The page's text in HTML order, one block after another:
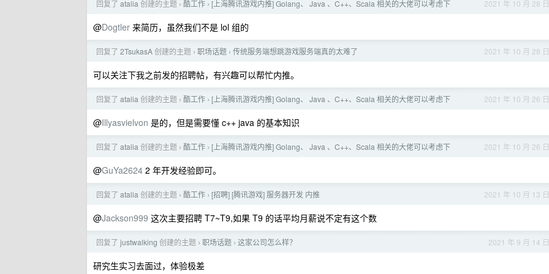
2021 年 10 月 28 日
回复了 atalia 创建的主题 › 酷工作 › [上海腾讯游戏内推] Golang、 Java 、C++、Scala 相关的大佬可以考虑下
@Dogtler 来简历，虽然我们不是 lol 组的
2021 年 10 月 28 日
回复了 2TsukasA创建的主题 › 职场话题 › 传统服务端想跳游戏服务端真的太难了
可以关注下我之前发的招聘帖，有兴趣可以帮忙内推。
2021 年 10 月 26 日
回复了 atalia 创建的主题 › 酷工作 › [上海腾讯游戏内推] Golang、 Java 、C++、Scala 相关的大佬可以考虑下
@Illyasvielvon 是的，但是需要懂 c++ java 的基本知识
2021 年 10 月 26 日
回复了 atalia 创建的主题 › 酷工作 › [上海腾讯游戏内推] Golang、 Java 、C++、Scala 相关的大佬可以考虑下
@GuYa2624 2 年开发经验即可。
2021 年 10 月 13 日
回复了 atalia 创建的主题 › 酷工作 › [招聘] [腾讯游戏] 服务器开发 内推
@Jackson999 这次主要招聘 T7~T9,如果 T9 的话平均月薪说不定有这个数
2021 年 9 月 14 日
回复了 justwalking 创建的主题 › 职场话题 › 这家公司怎么样？
研究生实习去面过，体验极差